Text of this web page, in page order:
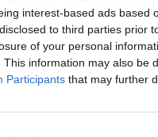
interest-based ads based
to third parties prior
of your personal
This information may also be
Participants that may further